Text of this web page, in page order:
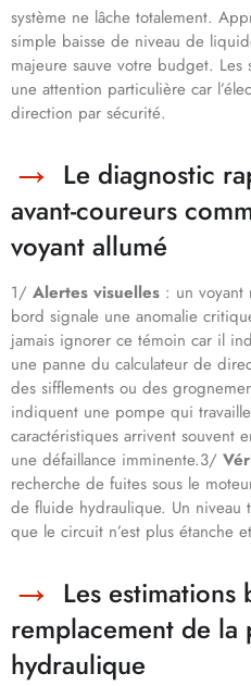
système ne lâche totalement.
simple baisse de niveau de
majeure sauve votre budget. Les
une attention particulière car
direction par sécurité.
Le diagnostic
avant-coureurs
voyant allumé
1/ Alertes visuelles : un voyant
bord signale une anomalie
jamais ignorer ce témoin car il
une panne du calculateur de
des sifflements ou des
indiquent une pompe qui
caractéristiques arrivent souvent
une défaillance imminente.3/
recherche de fuites sous le
de fluide hydraulique. Un niveau
que le circuit n’est plus étanche
Les
remplacement de
hydraulique